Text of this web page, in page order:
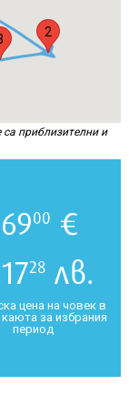
2
приблизителни и
00 €
28 лв.
цена на човек в
за избрания
период